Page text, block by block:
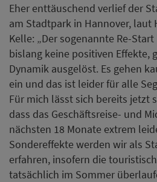
Eher enttäuschend verlief der
am Stadtpark in Hannover, laut
Kelle: „Der sogenannte Re-
bislang keine positiven Effekte,
Dynamik ausgelöst. Es gehen
ein und das ist leider für alle
Für mich lässt sich bereits jetzt
dass das Geschäftsreise- und
nächsten 18 Monate extrem
Sondereffekte werden wir als
erfahren, insofern die
tatsächlich im Sommer